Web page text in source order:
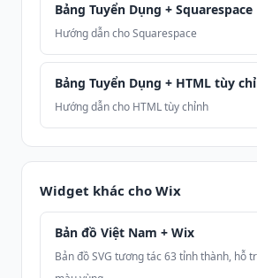
Bảng Tuyển Dụng + Squarespace
Hướng dẫn cho Squarespace
Bảng Tuyển Dụng + HTML tùy
Hướng dẫn cho HTML tùy chỉnh
Widget khác cho Wix
Bản đồ Việt Nam + Wix
Bản đồ SVG tương tác 63 tỉnh thành, hỗ